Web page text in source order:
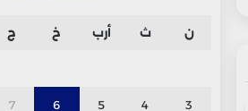
ن ث أرب خ ج
3
4
5
6
7